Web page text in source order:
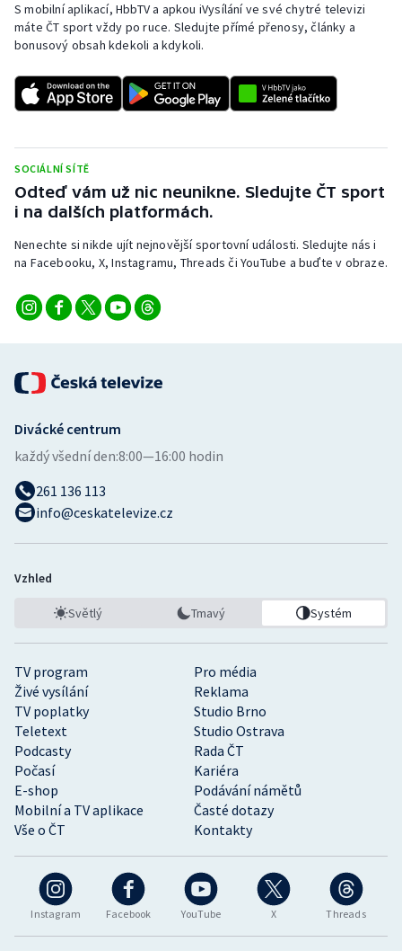
S mobilní aplikací, HbbTV a apkou iVysílání ve své chytré televizi
máte ČT sport vždy po ruce. Sledujte přímé přenosy, články a
bonusový obsah kdekoli a kdykoli.
SOCIÁLNÍ SÍTĚ
Odteď vám už nic neunikne. Sledujte ČT sport
i na dalších platformách.
Nenechte si nikde ujít nejnovější sportovní události. Sledujte nás i
na Facebooku, X, Instagramu, Threads či YouTube a buďte v obraze.
Instagram Facebook YouTube X Threads
TV program
Pro média
Živé vysílání
Reklama
TV poplatky
Studio Brno
Teletext
Studio Ostrava
Podcasty
Rada ČT
Počasí
Kariéra
E-shop
Podávání námětů
Mobilní a TV aplikace
Časté dotazy
Vše o ČT
Kontakty
Divácké centrum
každý všední den:8:00—16:00 hodin
261 136 113
info@ceskatelevize.cz
Vzhled
Světlý Tmavý Systém